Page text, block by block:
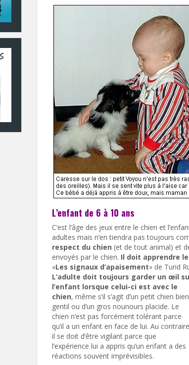
L’enfant de 6 à 10 ans
C’est l’âge des jeux entre le chien et
adultes mais n’en tiendra pas toujours
respect du chien (et de tout animal) et
envoyés par le chien. Il doit apprendre
«Les signaux d’apaisement» de Turid
L’adulte doit toujours garder un œil
l’enfant lorsque celui-ci est avec le
chien, même s’il s’agit d’un petit chien bien
gentil ou d’un gros nounours placide. Le
chien n’est pas forcément tolérant parce
qu’il a un enfant en face de lui. Au
il se doit d’être vigilant parce que
l’expérience lui a appris qu’un enfant a des
réactions souvent imprévisibles.